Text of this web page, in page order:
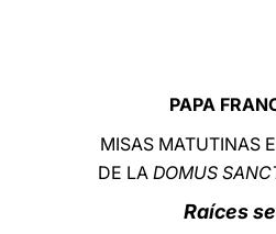
PAPA
MISAS MATUTINAS
DE LA DOMUS
Raíces